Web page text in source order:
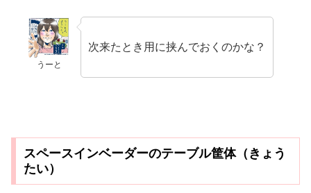
うーと
次来たとき用に挟んでおくのかな？
スペースインベーダーのテーブル筐体（きょう
たい）